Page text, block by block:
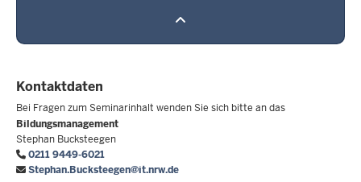
Kontaktdaten
Bei Fragen zum Seminarinhalt wenden Sie sich bitte an das
Bildungsmanagement
Stephan Bucksteegen
0211 9449-6021
Stephan.Bucksteegen@it.nrw.de